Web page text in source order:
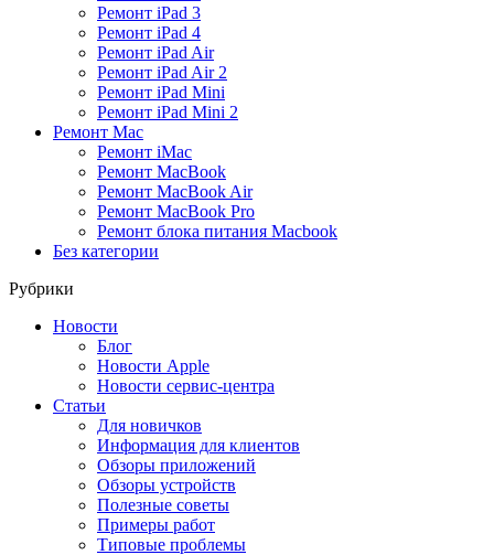
Ремонт iPad 3
Ремонт iPad 4
Ремонт iPad Air
Ремонт iPad Air 2
Ремонт iPad Mini
Ремонт iPad Mini 2
Ремонт Mac
Ремонт iMac
Ремонт MacBook
Ремонт MacBook Air
Ремонт MacBook Pro
Ремонт блока питания Macbook
Без категории
Рубрики
Новости
Блог
Новости Apple
Новости сервис-центра
Статьи
Для новичков
Информация для клиентов
Обзоры приложений
Обзоры устройств
Полезные советы
Примеры работ
Типовые проблемы